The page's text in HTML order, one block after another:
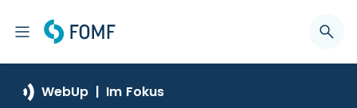
WebUp | Im Fokus